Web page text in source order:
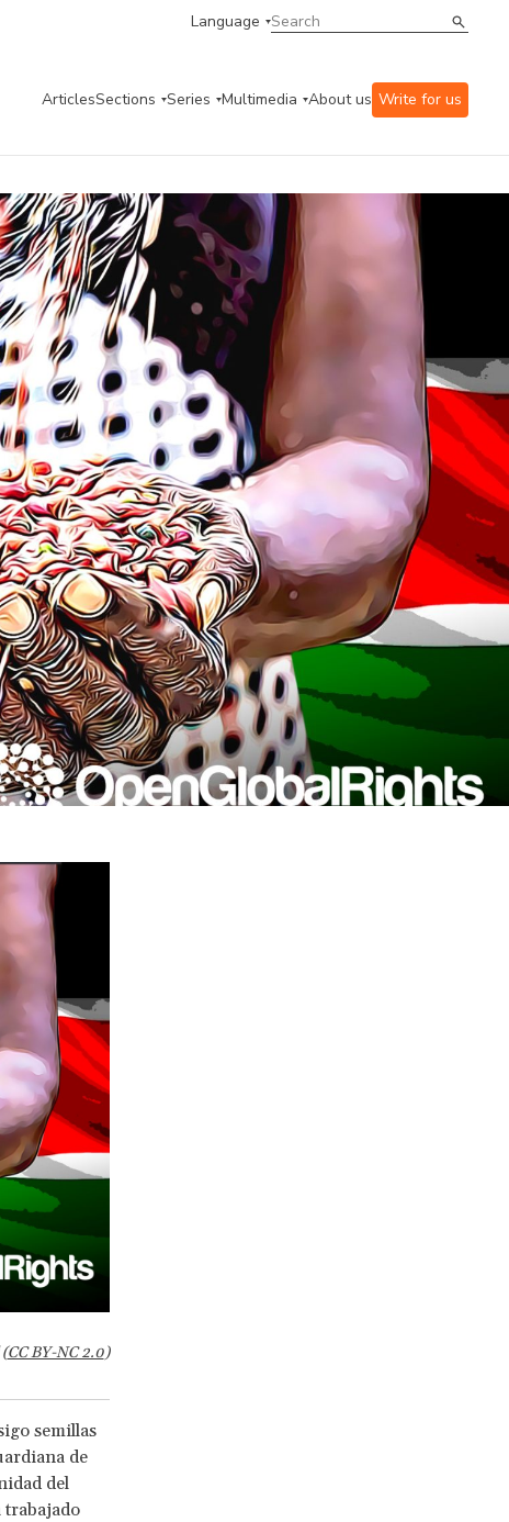
Language
ArticlesSections Series Multimedia About us Write for us
CC BY-NC 2.0)
semillas
de
del
trabajado